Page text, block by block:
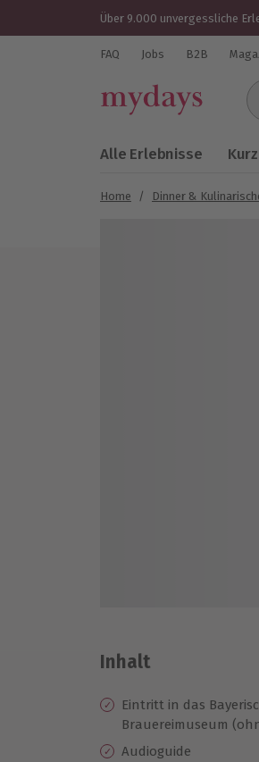
Über 9.000 unvergessliche
FAQ Jobs B2B
Alle Erlebnisse
Home / Dinner &
Inhalt
Eintritt in das
Brauereimuseum
Audioguide